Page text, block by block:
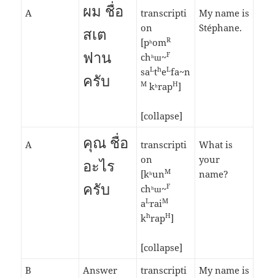
A
ผม ชื่อ
สเต
ฟาน
ครับ
transcripti
on
[pʰomR
chʰɯ~F
saLtheLfa~n
M kʰrapH]
[collapse]
My name is
Stéphane.
A
คุณ ชื่อ
อะไร
ครับ
transcripti
on
[kʰunM
chʰɯ~F
aLraiM
khrapH]
[collapse]
What is
your
name?
B
Answer
transcripti
My name is